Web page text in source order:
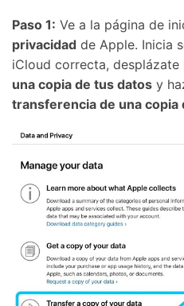
Paso 1: Ve a la página de
privacidad de Apple. Inicia
iCloud correcta, desplázate
una copia de tus datos y
transferencia de una copia